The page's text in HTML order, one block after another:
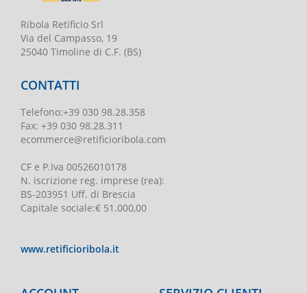
Ribola Retificio Srl
Via del Campasso, 19
25040 Timoline di C.F. (BS)
CONTATTI
Telefono:+39 030 98.28.358
Fax: +39 030 98.28.311
ecommerce@retificioribola.com
CF e P.Iva 00526010178
N. iscrizione reg. imprese (rea):
BS-203951 Uff. di Brescia
Capitale sociale:€ 51.000,00
www.retificioribola.it